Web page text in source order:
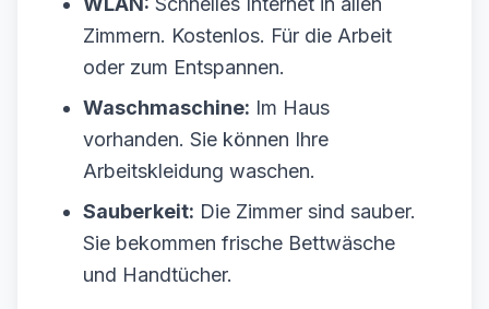
Zimmern. Kostenlos. Für die Arbeit
oder zum Entspannen.
Waschmaschine: Im Haus
vorhanden. Sie können Ihre
Arbeitskleidung waschen.
Sauberkeit: Die Zimmer sind sauber.
Sie bekommen frische Bettwäsche
und Handtücher.